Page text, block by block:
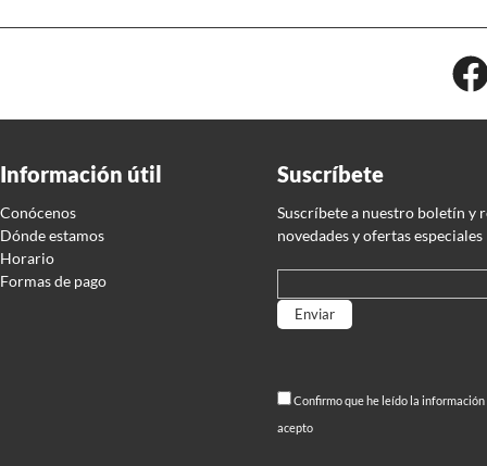
Información útil
Conócenos
Dónde estamos
Horario
Formas de pago
Suscríbete
Suscríbete a nuestro boletín y
novedades y ofertas especiales
Confirmo que he leído la
acepto